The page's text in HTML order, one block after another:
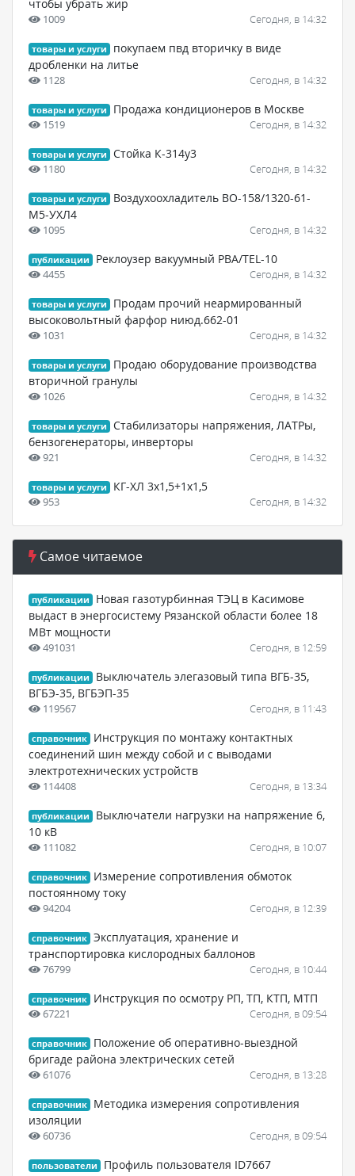
чтобы убрать жир
1009 Сегодня, в 14:32
товары и услуги
покупаем пвд вторичку в виде
дробленки на литье
1128 Сегодня, в 14:32
товары и услуги Продажа кондиционеров в Москве
1519 Сегодня, в 14:32
товары и услуги Стойка К-314у3
1180 Сегодня, в 14:32
товары и услуги
Воздухоохладитель ВО-158/1320-61-
М5-УХЛ4
1095 Сегодня, в 14:32
публикации Реклоузер вакуумный PBA/TEL-10
4455 Сегодня, в 14:32
товары и услуги
Продам пpочий неаpмиpованный
высоковольтный фаpфоp ниюд.662-01
1031 Сегодня, в 14:32
товары и услуги
Продаю оборудование производства
вторичной гранулы
1026 Сегодня, в 14:32
товары и услуги
Стабилизаторы напряжения, ЛАТРы,
бензогенераторы, инверторы
921 Сегодня, в 14:32
товары и услуги КГ-ХЛ 3х1,5+1х1,5
953 Сегодня, в 14:32
Самое читаемое
публикации
Новая газотурбинная ТЭЦ в Касимове
выдаст в энергосистему Рязанской области более 18
МВт мощности
491031 Сегодня, в 12:59
публикации
Выключатель элегазовый типа ВГБ-35,
ВГБЭ-35, ВГБЭП-35
119567 Сегодня, в 11:43
справочник
Инструкция по монтажу контактных
соединений шин между собой и с выводами
электротехнических устройств
114408 Сегодня, в 13:34
публикации
Выключатели нагрузки на напряжение 6,
10 кВ
111082 Сегодня, в 10:07
справочник
Измерение сопротивления обмоток
постоянному току
94204 Сегодня, в 12:39
справочник Эксплуатация, хранение и
транспортировка кислородных баллонов
76799 Сегодня, в 10:44
справочник Инструкция по осмотру РП, ТП, КТП, МТП
67221 Сегодня, в 09:54
справочник
Положение об оперативно-выездной
бригаде района электрических сетей
61076 Сегодня, в 13:28
справочник
Методика измерения сопротивления
изоляции
60736 Сегодня, в 09:54
пользователи Профиль пользователя ID7667